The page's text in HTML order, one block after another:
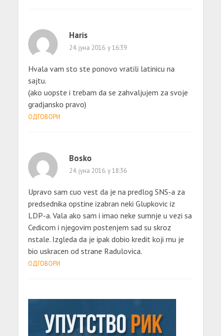
Haris
24. јуна 2016. у 16:39
Hvala vam sto ste ponovo vratili latinicu na
sajtu.
(ako uopste i trebam da se zahvaljujem za svoje
gradjansko pravo)
ОДГОВОРИ
Bosko
24. јуна 2016. у 18:36
Upravo sam cuo vest da je na predlog SNS-a za
predsednika opstine izabran neki Glupkovic iz
LDP-a. Vala ako sam i imao neke sumnje u vezi sa
Cedicom i njegovim postenjem sad su skroz
nstale. Izgleda da je ipak dobio kredit koji mu je
bio uskracen od strane Radulovica.
ОДГОВОРИ